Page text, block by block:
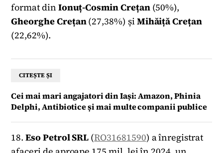
format din Ionuț-Cosmin Crețan(50%),
Gheorghe Crețan(27,38%) șiMihăiță Crețan
(22,62%).
CITEȘTE ȘI
Cei mai mari angajatori din Iași: Amazon, Phinia
Delphi, Antibiotice și mai multe companii publice
18.Eso Petrol SRL (RO31681590) a înregistrat